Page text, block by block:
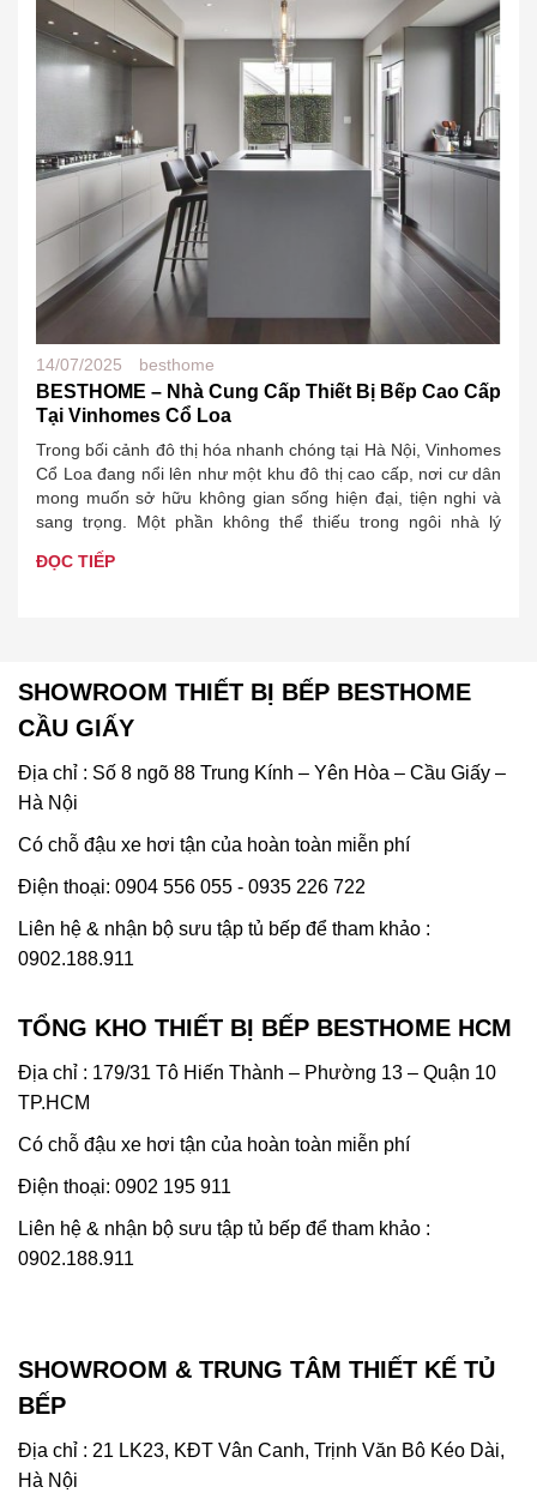
14/07/2025 besthome
BESTHOME – Nhà Cung Cấp Thiết Bị Bếp Cao Cấp
Tại Vinhomes Cổ Loa
Trong bối cảnh đô thị hóa nhanh chóng tại Hà Nội, Vinhomes
Cổ Loa đang nổi lên như một khu đô thị cao cấp, nơi cư dân
mong muốn sở hữu không gian sống hiện đại, tiện nghi và
sang trọng. Một phần không thể thiếu trong ngôi nhà lý
ĐỌC TIẾP
SHOWROOM THIẾT BỊ BẾP BESTHOME
CẦU GIẤY
Địa chỉ : Số 8 ngõ 88 Trung Kính – Yên Hòa – Cầu Giấy –
Hà Nội
Có chỗ đậu xe hơi tận của hoàn toàn miễn phí
Điện thoại: 0904 556 055 - 0935 226 722
Liên hệ & nhận bộ sưu tập tủ bếp để tham khảo :
0902.188.911
TỔNG KHO THIẾT BỊ BẾP BESTHOME HCM
Địa chỉ : 179/31 Tô Hiến Thành – Phường 13 – Quận 10
TP.HCM
Có chỗ đậu xe hơi tận của hoàn toàn miễn phí
Điện thoại: 0902 195 911
Liên hệ & nhận bộ sưu tập tủ bếp để tham khảo :
0902.188.911
SHOWROOM & TRUNG TÂM THIẾT KẾ TỦ
BẾP
Địa chỉ : 21 LK23, KĐT Vân Canh, Trịnh Văn Bô Kéo Dài,
Hà Nội